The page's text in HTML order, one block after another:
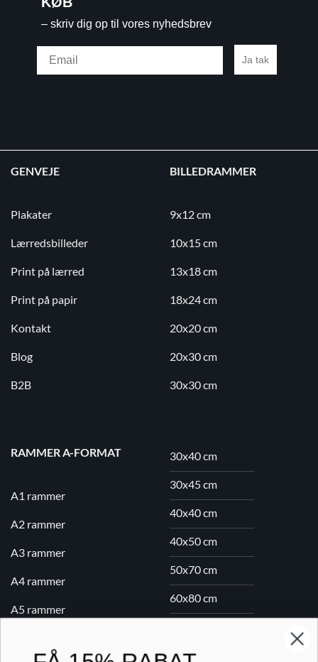
– skriv dig op til vores nyhedsbrev
Ja tak
GENVEJE
Plakater
Lærredsbilleder
Print på lærred
Print på papir
Kontakt
Blog
B2B
BILLEDRAMMER
9x12 cm
10x15 cm
13x18 cm
18x24 cm
20x20 cm
20x30 cm
30x30 cm
RAMMER A-FORMAT
A1 rammer
A2 rammer
A3 rammer
A4 rammer
A5 rammer
30x40 cm
30x45 cm
40x40 cm
40x50 cm
50x70 cm
60x80 cm